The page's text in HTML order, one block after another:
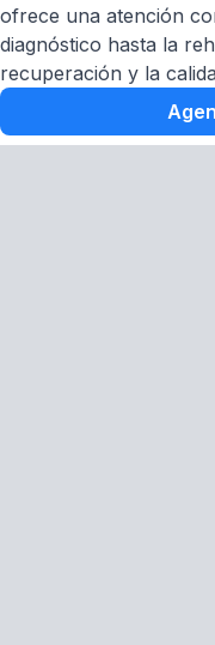
ofrece una atención
diagnóstico hasta la
recuperación y la